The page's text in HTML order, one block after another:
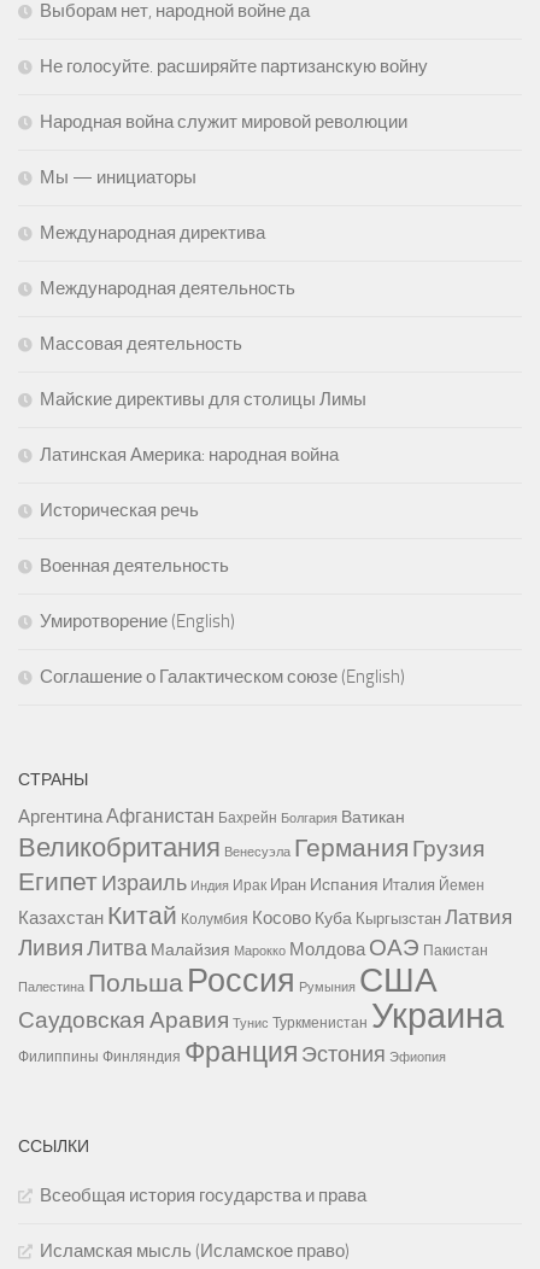
Выборам нет, народной войне да
Не голосуйте. расширяйте партизанскую войну
Народная война служит мировой революции
Мы — инициаторы
Международная директива
Международная деятельность
Массовая деятельность
Майские директивы для столицы Лимы
Латинская Америка: народная война
Историческая речь
Военная деятельность
Умиротворение (English)
Соглашение о Галактическом союзе (English)
СТРАНЫ
АргентинаАфганистан Бахрейн Болгария Ватикан
Великобритания Венесуэла Германия Грузия
ЕгипетИзраиль Индия Ирак Иран Испания Италия Йемен
Казахстан Китай Колумбия Косово Куба Кыргызстан Латвия
ЛивияЛитва Малайзия Марокко Молдова ОАЭ Пакистан
Палестина Польша Россия Румыния США
Саудовская Аравия Тунис Туркменистан Украина
Филиппины Финляндия Франция Эстония Эфиопия
ССЫЛКИ
Всеобщая история государства и права
Исламская мысль (Исламское право)